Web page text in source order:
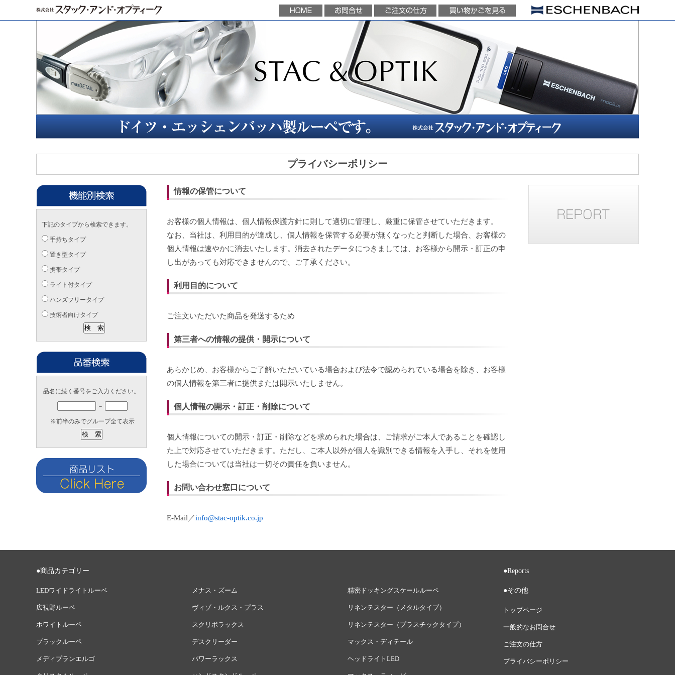
プライバシーポリシー
下記のタイプから検索できます。
手持ちタイプ
置き型タイプ
携帯タイプ
ライト付タイプ
ハンズフリータイプ
技術者向けタイプ
品名に続く番号をご入力ください。
－
※前半のみでグループ全て表示
情報の保管について
お客様の個人情報は、個人情報保護方針に則して適切に管理し、厳重に保管させていただきます。
なお、当社は、利用目的が達成し、個人情報を保管する必要が無くなったと判断した場合、お客様の
個人情報は速やかに消去いたします。消去されたデータにつきましては、お客様から開示・訂正の申
し出があっても対応できませんので、ご了承ください。
利用目的について
ご注文いただいた商品を発送するため
第三者への情報の提供・開示について
あらかじめ、お客様からご了解いただいている場合および法令で認められている場合を除き、お客様
の個人情報を第三者に提供または開示いたしません。
個人情報の開示・訂正・削除について
個人情報についての開示・訂正・削除などを求められた場合は、ご請求がご本人であることを確認し
た上で対応させていただきます。ただし、ご本人以外が個人を識別できる情報を入手し、それを使用
した場合については当社は一切その責任を負いません。
お問い合わせ窓口について
E-Mail／info@stac-optik.co.jp
●商品カテゴリー
LEDワイドライトルーペ
広視野ルーペ
ホワイトルーペ
ブラックルーペ
メディプランエルゴ
メナス・ズーム
ヴィゾ・ルクス・プラス
スクリボラックス
デスクリーダー
パワーラックス
精密ドッキングスケールルーペ
リネンテスター（メタルタイプ）
リネンテスター（プラスチックタイプ）
マックス・ディテール
ヘッドライトLED
●Reports
●その他
トップページ
一般的なお問合せ
ご注文の仕方
プライバシーポリシー